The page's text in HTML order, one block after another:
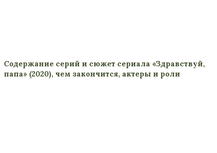
Содержание серий и сюжет сериала «Здравствуй,
папа» (2020), чем закончится, актеры и роли